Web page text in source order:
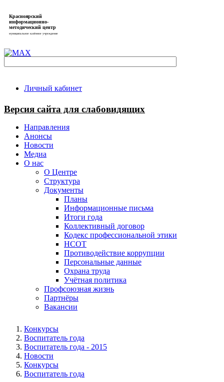
Красноярский
информационно-
методический центр
муниципальное казённое учреждение
Личный кабинет
Версия сайта для слабовидящих
Направления
Анонсы
Новости
Медиа
О нас
О Центре
Структура
Документы
Планы
Информационные письма
Итоги года
Коллективный договор
Кодекс профессиональной этики
НСОТ
Противодействие коррупции
Персональные данные
Охрана труда
Учётная политика
Профсоюзная жизнь
Партнёры
Вакансии
Конкурсы
Воспитатель года
Воспитатель года - 2015
Новости
Конкурсы
Воспитатель года